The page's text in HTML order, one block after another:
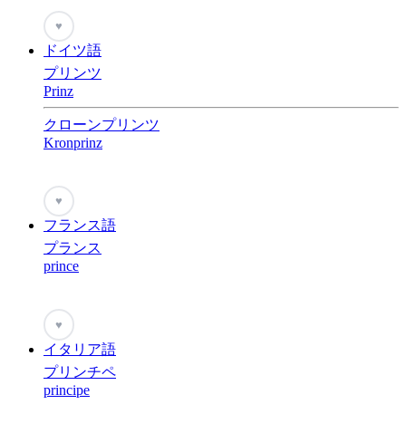
♥
ドイツ語
プリンツ
Prinz
クローンプリンツ
Kronprinz
♥
フランス語
プランス
prince
♥
イタリア語
プリンチペ
principe